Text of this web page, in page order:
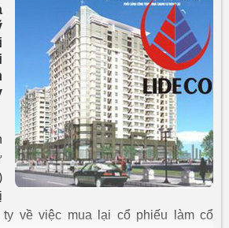
ty về việc mua lại cổ phiếu làm cổ